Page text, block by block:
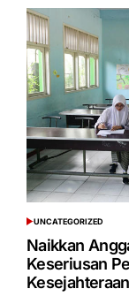
POSTED
IN
UNCATEGORIZED
Naikkan
Keseriusan